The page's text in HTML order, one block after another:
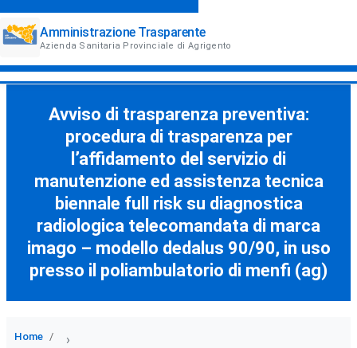
Amministrazione Trasparente
Azienda Sanitaria Provinciale di Agrigento
Avviso di trasparenza preventiva:
procedura di trasparenza per
l’affidamento del servizio di
manutenzione ed assistenza tecnica
biennale full risk su diagnostica
radiologica telecomandata di marca
imago – modello dedalus 90/90, in uso
presso il poliambulatorio di menfi (ag)
Home ›